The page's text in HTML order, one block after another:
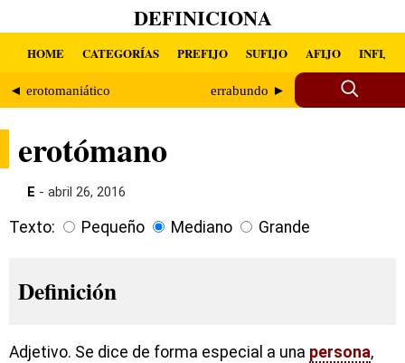
DEFINICIONA
HOME CATEGORÍAS PREFIJO SUFIJO AFIJO INFIJO
◄ erotomaniático errabundo ►
erotómano
E - abril 26, 2016
Texto: Pequeño Mediano Grande
Definición
Adjetivo. Se dice de forma especial a una persona,